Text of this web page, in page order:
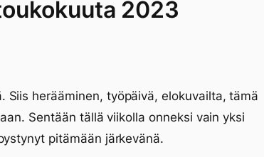
2023
Siis herääminen, työpäivä, elokuvailta, tämä
Sentään tällä viikolla onneksi vain yksi
pitämään järkevänä.